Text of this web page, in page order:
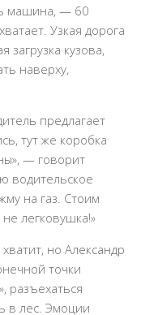
машина, — 60
Узкая дорога
загрузка кузова,
наверху,
предлагает
тут же коробка
— говорит
водительское
на газ. Стоим
легковушка!»
но Александр
точки
разъехаться
в лес. Эмоции